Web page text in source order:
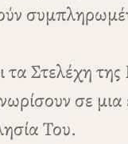
Στελέχη
σε
Του.